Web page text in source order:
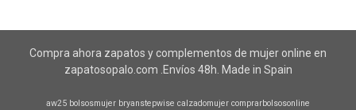
Compra ahora zapatos y complementos de mujer online en
zapatosopalo.com .Envíos 48h. Made in Spain
aw25 bolsosmujer bryanstepwise calzadomujer comprarbolsosonline